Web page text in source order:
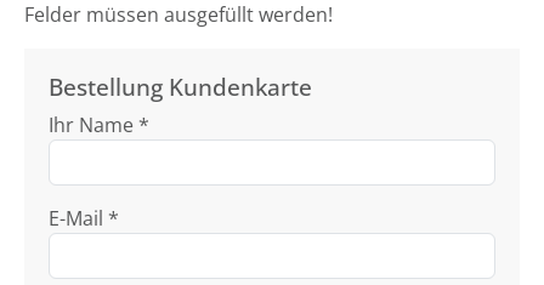
Felder müssen ausgefüllt werden!
Bestellung Kundenkarte
Ihr Name *
E-Mail *